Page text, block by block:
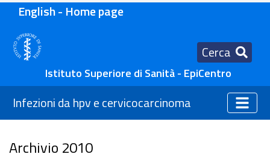
English - Home page
Cerca
Istituto Superiore di Sanità - EpiCentro
Infezioni da hpv e cervicocarcinoma
Archivio 2010